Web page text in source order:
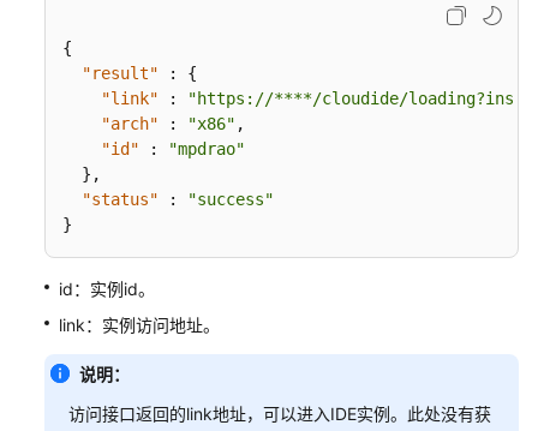
用
参
考
{
"result"
:
{
"link"
:
"https://****/cloudide/
"arch"
: "x86" ,
"id"
:
"mpdrao"
} ,
"status"
:
"success"
}
id：实例id。
link：实例访问地址。
说明：
访问接口返回的link地址，可以进入IDE实例。此处没有获